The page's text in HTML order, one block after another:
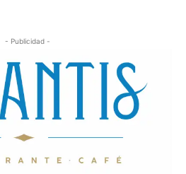
- Publicidad -